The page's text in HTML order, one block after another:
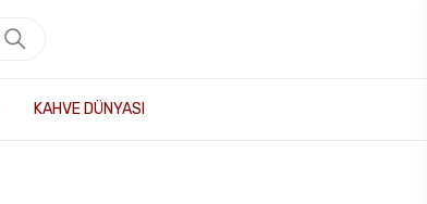
KAHVE DÜNYASI